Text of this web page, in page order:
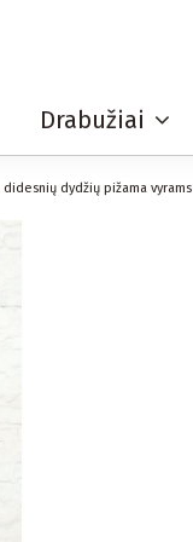
Drabužiai
didesnių dydžių pižama vyrams